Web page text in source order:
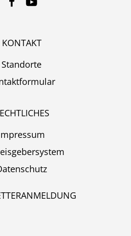
KONTAKT
Standorte